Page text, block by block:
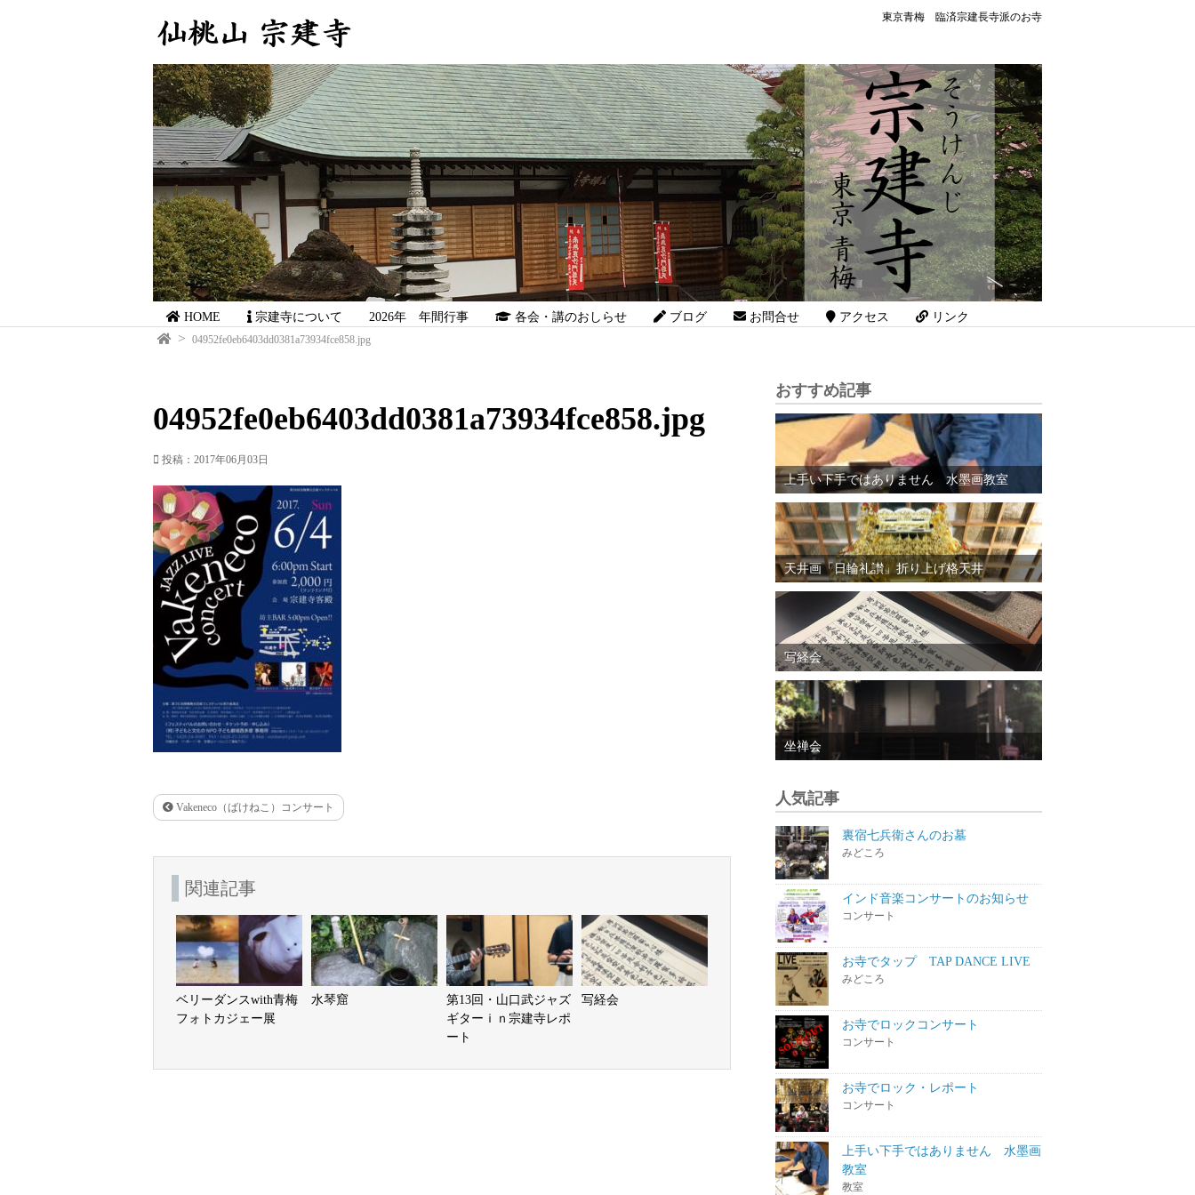
東京青梅 臨済宗建長寺派のお寺
HOME 宗建寺について 2026年 年間行事 各会・講のおしらせ ブログ お問合せ アクセス リンク
04952fe0eb6403dd0381a73934fce858.jpg
04952fe0eb6403dd0381a73934fce858.jpg
投稿：2017年06月03日
Vakeneco（ばけねこ）コンサート
関連記事
ベリーダンスwith青梅
フォトカジェー展
水琴窟
第13回・山口武ジャズ
ギターｉｎ宗建寺レポ
ート
写経会
おすすめ記事
上手い下手ではありません 水墨画教室
天井画「日輪礼讃」折り上げ格天井
写経会
坐禅会
人気記事
裏宿七兵衛さんのお墓
みどころ
インド音楽コンサートのお知らせ
コンサート
お寺でタップ TAP DANCE LIVE
みどころ
お寺でロックコンサート
コンサート
お寺でロック・レポート
コンサート
上手い下手ではありません 水墨画
教室
教室